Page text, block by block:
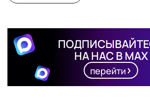
НА НАС В MAX
перейти